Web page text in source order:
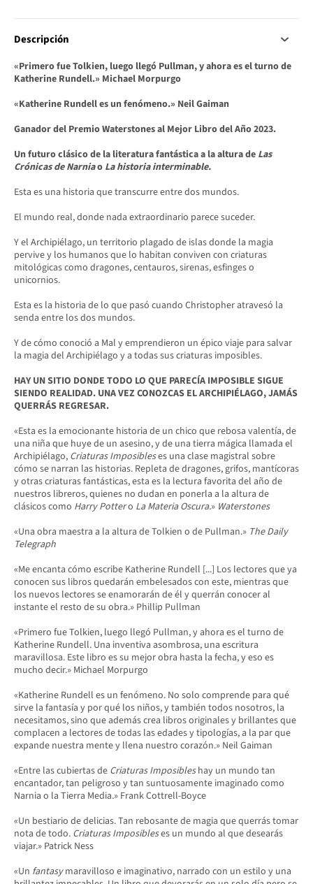
Descripción
«Primero fue Tolkien, luego llegó Pullman, y ahora es el turno de
Katherine Rundell.» Michael Morpurgo
«Katherine Rundell es un fenómeno.» Neil Gaiman
Ganador del Premio Waterstones al Mejor Libro del Año 2023.
Un futuro clásico de la literatura fantástica a la altura de Las
Crónicas de Narniao La historia interminable.
Esta es una historia que transcurre entre dos mundos.
El mundo real, donde nada extraordinario parece suceder.
Y el Archipiélago, un territorio plagado de islas donde la magia
pervive y los humanos que lo habitan conviven con criaturas
mitológicas como dragones, centauros, sirenas, esfinges o
unicornios.
Esta es la historia de lo que pasó cuando Christopher atravesó la
senda entre los dos mundos.
Y de cómo conoció a Mal y emprendieron un épico viaje para salvar
la magia del Archipiélago y a todas sus criaturas imposibles.
HAY UN SITIO DONDE TODO LO QUE PARECÍA IMPOSIBLE SIGUE
SIENDO REALIDAD. UNA VEZ CONOZCAS EL ARCHIPIÉLAGO, JAMÁS
QUERRÁS REGRESAR.
«Esta es la emocionante historia de un chico que rebosa valentía, de
una niña que huye de un asesino, y de una tierra mágica llamada el
Archipiélago, Criaturas Imposibleses una clase magistral sobre
cómo se narran las historias. Repleta de dragones, grifos, mantícoras
y otras criaturas fantásticas, esta es la lectura favorita del año de
nuestros libreros, quienes no dudan en ponerla a la altura de
clásicos como Harry Pottero La Materia Oscura.» Waterstones
«Una obra maestra a la altura de Tolkien o de Pullman.» The Daily
Telegraph
«Me encanta cómo escribe Katherine Rundell [...] Los lectores que ya
conocen sus libros quedarán embelesados con este, mientras que
los nuevos lectores se enamorarán de él y querrán conocer al
instante el resto de su obra.» Phillip Pullman
«Primero fue Tolkien, luego llegó Pullman, y ahora es el turno de
Katherine Rundell. Una inventiva asombrosa, una escritura
maravillosa. Este libro es su mejor obra hasta la fecha, y eso es
mucho decir.» Michael Morpurgo
«Katherine Rundell es un fenómeno. No solo comprende para qué
sirve la fantasía y por qué los niños, y también todos nosotros, la
necesitamos, sino que además crea libros originales y brillantes que
complacen a lectores de todas las edades y tipologías, a la par que
expande nuestra mente y llena nuestro corazón.» Neil Gaiman
«Entre las cubiertas de Criaturas Imposibleshay un mundo tan
encantador, tan peligroso y tan suntuosamente imaginado como
Narnia o la Tierra Media.» Frank Cottrell-Boyce
«Un bestiario de delicias. Tan rebosante de magia que querrás tomar
nota de todo. Criaturas Imposibleses un mundo al que desearás
viajar.» Patrick Ness
«Un fantasymaravilloso e imaginativo, narrado con un estilo y una